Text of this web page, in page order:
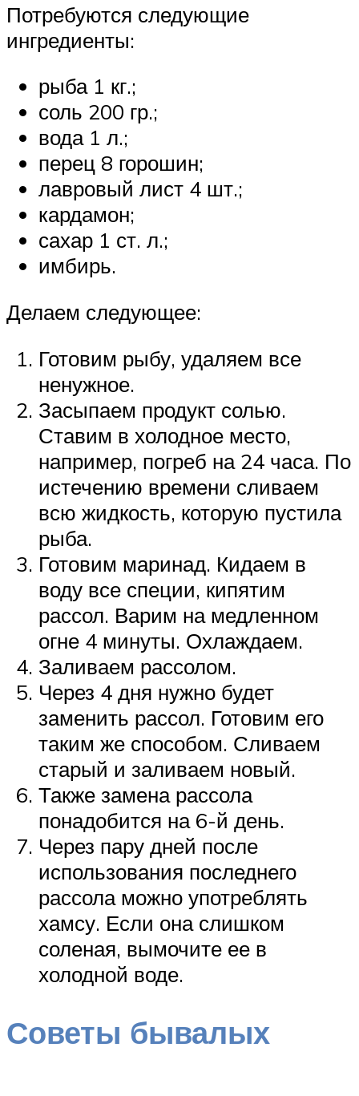
Потребуются следующие
ингредиенты:
рыба 1 кг.;
соль 200 гр.;
вода 1 л.;
перец 8 горошин;
лавровый лист 4 шт.;
кардамон;
сахар 1 ст. л.;
имбирь.
Делаем следующее:
Готовим рыбу, удаляем все
ненужное.
Засыпаем продукт солью.
Ставим в холодное место,
например, погреб на 24 часа. По
истечению времени сливаем
всю жидкость, которую пустила
рыба.
Готовим маринад. Кидаем в
воду все специи, кипятим
рассол. Варим на медленном
огне 4 минуты. Охлаждаем.
Заливаем рассолом.
Через 4 дня нужно будет
заменить рассол. Готовим его
таким же способом. Сливаем
старый и заливаем новый.
Также замена рассола
понадобится на 6-й день.
Через пару дней после
использования последнего
рассола можно употреблять
хамсу. Если она слишком
соленая, вымочите ее в
холодной воде.
Советы бывалых